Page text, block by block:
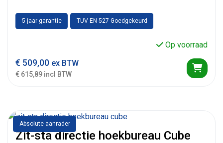
5 jaar garantie TUV EN 527 Goedgekeurd
Op voorraad
€ 509,00 ex BTW
€ 615,89 incl BTW
Absolute aanrader
Zit-sta directie hoekbureau Cube